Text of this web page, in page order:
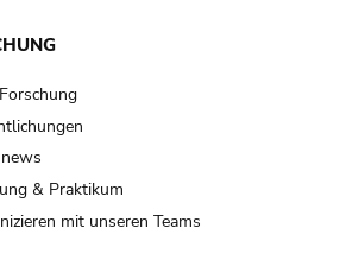
& Praktikum
mit unseren Teams